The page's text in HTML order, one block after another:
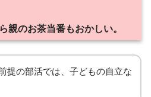
親のお茶当番もおかしい。
提の部活では、子どもの自立な